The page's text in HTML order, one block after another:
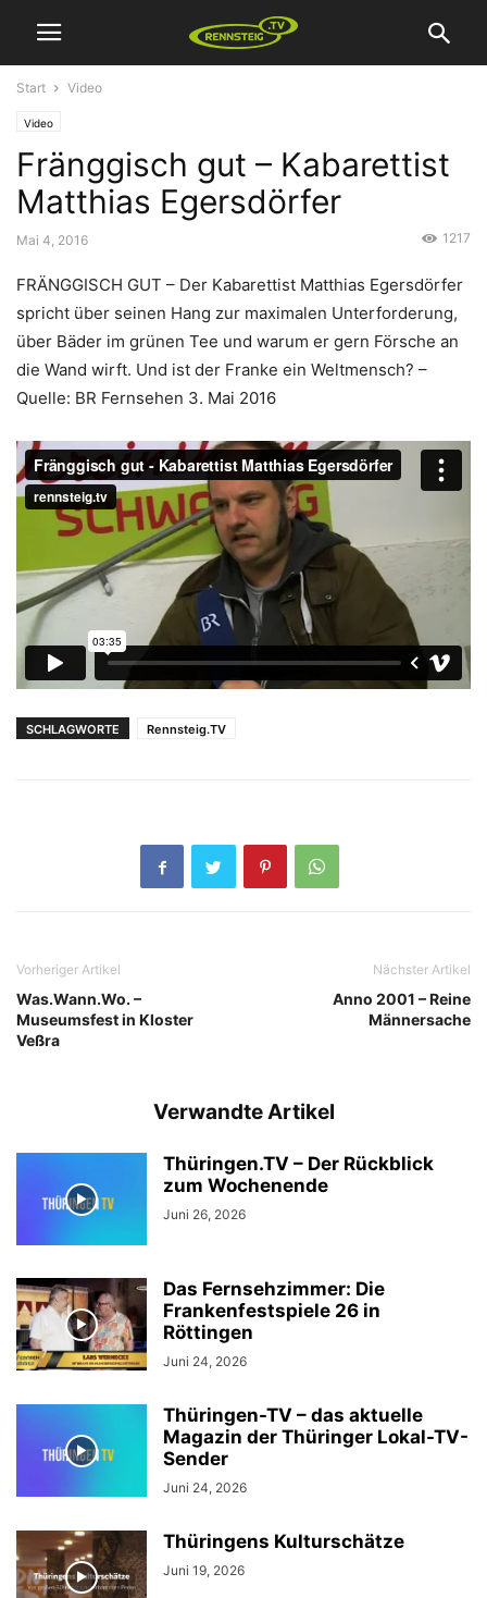
Start Video
Video
Fränggisch gut – Kabarettist
Matthias Egersdörfer
Mai 4, 2016 1217
FRÄNGGISCH GUT – Der Kabarettist Matthias Egersdörfer
spricht über seinen Hang zur maximalen Unterforderung,
über Bäder im grünen Tee und warum er gern Försche an
die Wand wirft. Und ist der Franke ein Weltmensch? –
Quelle: BR Fernsehen 3. Mai 2016
SCHLAGWORTE Rennsteig.TV
Vorheriger Artikel
Was.Wann.Wo. –
Museumsfest in Kloster
Veßra
Nächster Artikel
Anno 2001 – Reine
Männersache
Verwandte Artikel
Thüringen.TV – Der Rückblick
zum Wochenende
Juni 26, 2026
Das Fernsehzimmer: Die
Frankenfestspiele 26 in
Röttingen
Juni 24, 2026
Thüringen-TV – das aktuelle
Magazin der Thüringer Lokal-TV-
Sender
Juni 24, 2026
Thüringens Kulturschätze
Juni 19, 2026